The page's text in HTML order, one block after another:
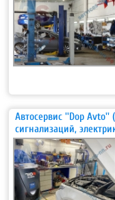
Автосервис ''Dop
сигнализаций,